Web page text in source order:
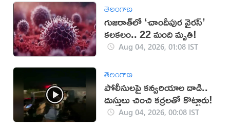
తెలంగాణ
గుజరాత్‌లో ‘చాందీపుర వైరస్’
కలకలం.. 22 మంది మృతి!
Aug 04, 2026, 01:08 IST
తెలంగాణ
పోలీసులపై కన్వరియాల దాడి..
దుస్తులు చించి కర్రలతో కొట్టారు!
Aug 04, 2026, 00:08 IST